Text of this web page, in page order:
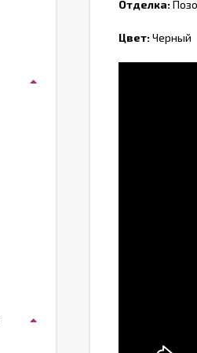
Отделка:
Цвет:Черный